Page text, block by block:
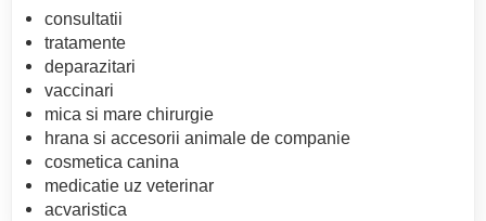
consultatii
tratamente
deparazitari
vaccinari
mica si mare chirurgie
hrana si accesorii animale de companie
cosmetica canina
medicatie uz veterinar
acvaristica